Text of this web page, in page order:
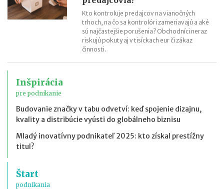
Kto kontroluje predajcov na vianočných
trhoch, na čo sa kontrolóri zameriavajú a aké
sú najčastejšie porušenia? Obchodníci neraz
riskujú pokuty aj v tisíckach eur či zákaz
činnosti.
Inšpirácia
pre podnikanie
Budovanie značky v tabu odvetví: keď spojenie dizajnu,
kvality a distribúcie vyústi do globálneho biznisu
Mladý inovatívny podnikateľ 2025: kto získal prestížny
titul?
Štart
podnikania